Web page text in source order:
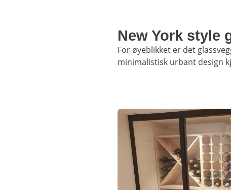
New York style
For øyeblikket er det
minimalistisk urbant design